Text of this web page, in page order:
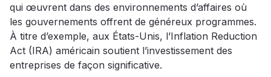
qui œuvrent dans des environnements d’affaires où
les gouvernements offrent de généreux programmes.
À titre d’exemple, aux États-Unis, l’Inflation Reduction
Act (IRA) américain soutient l’investissement des
entreprises de façon significative.